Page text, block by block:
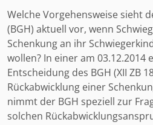
Welche Vorgehensweise sieht
(BGH) aktuell vor, wenn
Schenkung an ihr
wollen? In einer am 03.12.2014
Entscheidung des BGH (XII ZB
Rückabwicklung einer
nimmt der BGH speziell zur
solchen